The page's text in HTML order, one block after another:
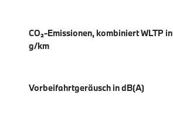
CO₂-Emissionen, kombiniert WLTP in
g/km
Vorbeifahrtgeräusch in dB(A)